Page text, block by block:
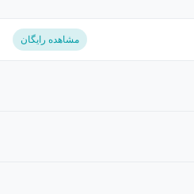
مشاهده رایگان